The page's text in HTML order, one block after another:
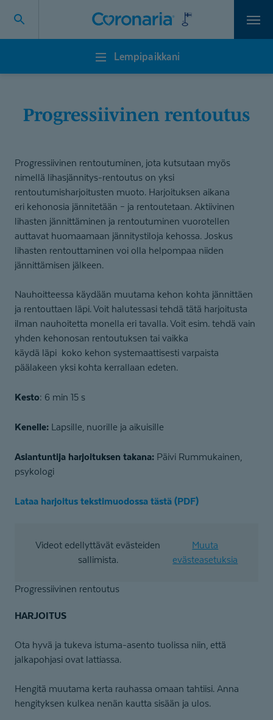
Lempipaikkani
Progressiivinen rentoutus
Progressiivinen rentoutuminen, jota kutsutaan myös
nimellä lihasjännitys-rentoutus on yksi
rentoutumisharjoitusten muoto. Harjoituksen aikana
eri kehonosia jännitetään – ja rentoutetaan. Aktiivinen
lihasten jännittäminen ja rentoutuminen vuorotellen
auttavat huomaamaan jännitystiloja kehossa. Joskus
lihasten rentouttaminen voi olla helpompaa niiden
jännittämisen jälkeen.
Nauhoitteessa käydään muutama kehon kohta jännittäen
ja rentouttaen läpi. Voit halutessasi tehdä tätä harjoitusta
ilman nauhoitetta monella eri tavalla. Voit esim. tehdä vain
yhden kehonosan rentoutuksen tai vaikka
käydä läpi koko kehon systemaattisesti varpaista
päälakeen yksi kohta kerrallaan edeten.
Kesto: 6 min 15 s
Kenelle: Lapsille, nuorille ja aikuisille
Asiantuntija harjoituksen takana: Päivi Rummukainen,
psykologi
Lataa harjoitus tekstimuodossa tästä (PDF)
Videot edellyttävät evästeiden
sallimista.
Muuta
evästeasetuksia
Progressiivinen rentoutus
HARJOITUS
Ota hyvä ja tukeva istuma-asento tuolissa niin, että
jalkapohjasi ovat lattiassa.
Hengitä muutama kerta rauhassa omaan tahtiisi. Anna
hengityksen kulkea nenän kautta sisään ja ulos.